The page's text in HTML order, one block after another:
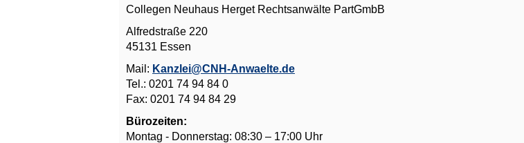
Collegen Neuhaus Herget Rechtsanwälte PartGmbB
Alfredstraße 220
45131 Essen
Mail: Kanzlei@CNH-Anwaelte.de
Tel.: 0201 74 94 84 0
Fax: 0201 74 94 84 29
Bürozeiten:
Montag - Donnerstag: 08:30 – 17:00 Uhr